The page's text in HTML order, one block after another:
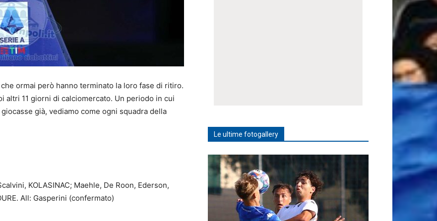
ormai però hanno terminato la loro fase di ritiro.
altri 11 giorni di calciomercato. Un periodo in cui
già, vediamo come ogni squadra della
KOLASINAC; Maehle, De Roon, Ederson,
All: Gasperini (confermato)
Le ultime fotogallery